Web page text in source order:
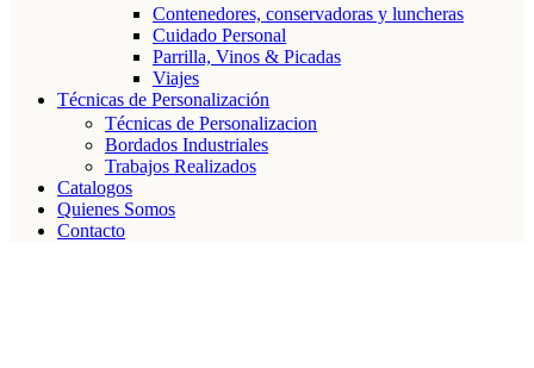
Contenedores, conservadoras y luncheras
Cuidado Personal
Parrilla, Vinos & Picadas
Viajes
Técnicas de Personalización
Técnicas de Personalizacion
Bordados Industriales
Trabajos Realizados
Catalogos
Quienes Somos
Contacto